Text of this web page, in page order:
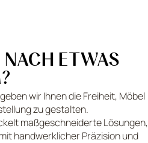
NACH ETWAS
wir Ihnen die Freiheit, Möbel
zu gestalten.
maßgeschneiderte Lösungen,
handwerklicher Präzision und